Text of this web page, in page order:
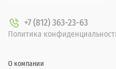
+7 (812) 363-23-63
Политика
О компании